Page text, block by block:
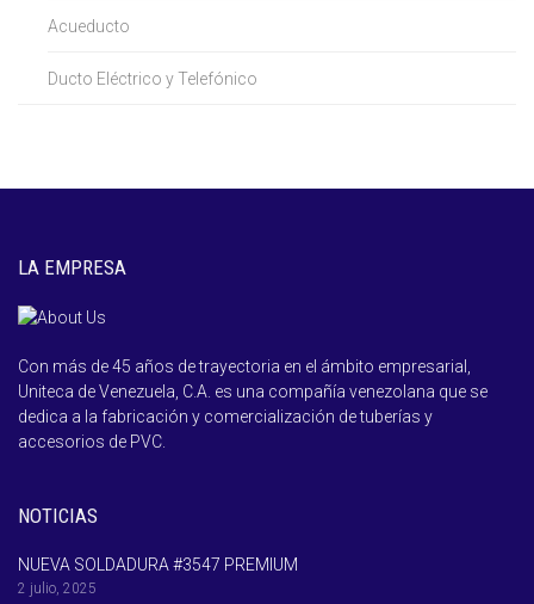
Acueducto
Ducto Eléctrico y Telefónico
LA EMPRESA
Con más de 45 años de trayectoria en el ámbito empresarial,
Uniteca de Venezuela, C.A. es una compañía venezolana que se
dedica a la fabricación y comercialización de tuberías y
accesorios de PVC.
NOTICIAS
NUEVA SOLDADURA #3547 PREMIUM
2 julio, 2025